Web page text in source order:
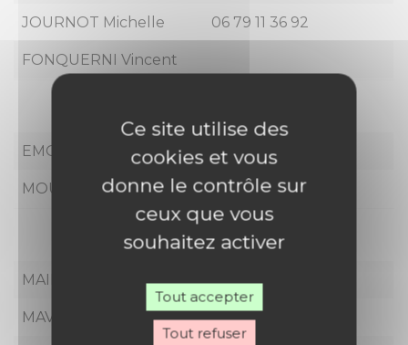
JOURNOT Michelle 06 79 11 36 92
FONQUERNI Vincent
EMONOT Guy 06 59 82 52 44
MOUGIN Marthe
BOURGUIGNON
MAINIER Simone 06 43 60 78 40
MAVON Thérèse 06 76 06 82 75
Ce site utilise des
cookies et vous
donne le contrôle sur
ceux que vous
souhaitez activer
Tout accepter
Tout refuser